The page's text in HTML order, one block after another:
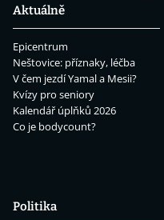
Aktuálně
Epicentrum
Neštovice: příznaky, léčba
V čem jezdí Yamal a Mesii?
Kvízy pro seniory
Kalendář úplňků 2026
Co je bodycount?
Politika